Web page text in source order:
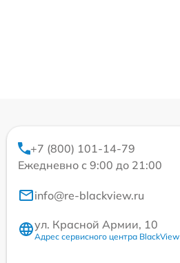
+7 (800) 101-14-79
Ежедневно с 9:00 до 21:00
info@re-blackview.ru
ул. Красной Армии, 10
Адрес сервисного центра BlackView